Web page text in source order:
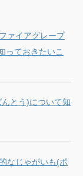
ァイアグレープ
っておきたいこ
とう)について知
なじゃがいも(ポ